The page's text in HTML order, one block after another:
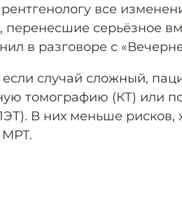
все
перенесшие серьёзное
в разговоре с
случай сложный,
томографию (КТ) или
В них меньше рисков,
МРТ.